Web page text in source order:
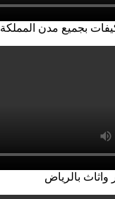
بجميع مدن المملكة
بالرياض